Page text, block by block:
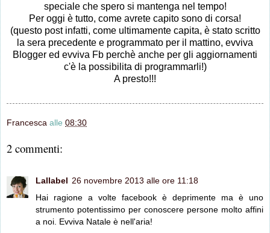
speciale che spero si mantenga nel tempo!
Per oggi è tutto, come avrete capito sono di corsa!
(questo post infatti, come ultimamente capita, è stato scritto
la sera precedente e programmato per il mattino, evviva
Blogger ed evviva Fb perchè anche per gli aggiornamenti
c'è la possibilita di programmarli!)
A presto!!!
Francesca alle 08:30
2 commenti:
Lallabel 26 novembre 2013 alle ore 11:18
Hai ragione a volte facebook è deprimente ma è uno
strumento potentissimo per conoscere persone molto affini
a noi. Evviva Natale è nell'aria!